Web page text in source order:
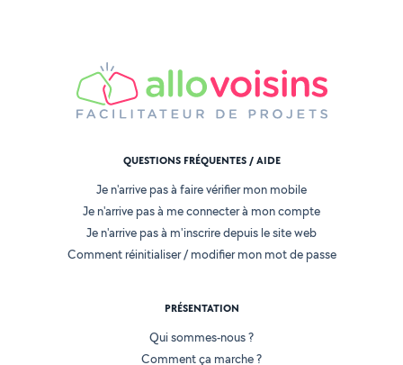
QUESTIONS FRÉQUENTES / AIDE
Je n'arrive pas à faire vérifier mon mobile
Je n'arrive pas à me connecter à mon compte
Je n'arrive pas à m'inscrire depuis le site web
Comment réinitialiser / modifier mon mot de passe
PRÉSENTATION
Qui sommes-nous ?
Comment ça marche ?